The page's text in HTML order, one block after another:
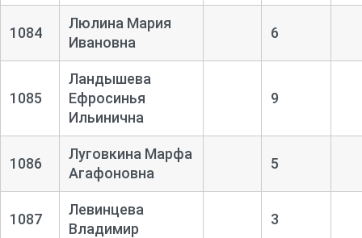
1084
Люлина Мария
Ивановна
6
1085
Ландышева
Ефросинья
Ильинична
9
1086
Луговкина Марфа
Агафоновна
5
1087
Левинцева
Владимир
3